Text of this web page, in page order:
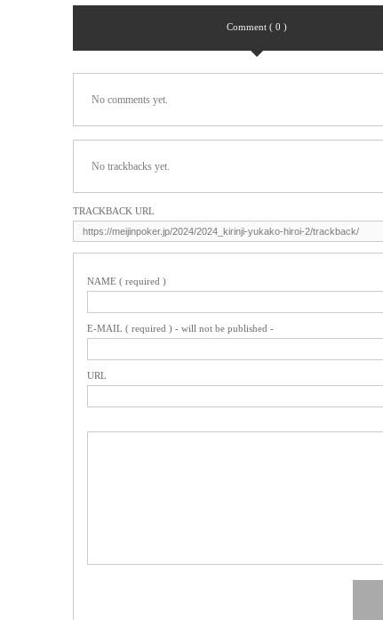
Comment ( 0 )
No comments yet.
No trackbacks yet.
TRACKBACK URL
NAME ( required )
E-MAIL ( required ) - will not be published -
URL